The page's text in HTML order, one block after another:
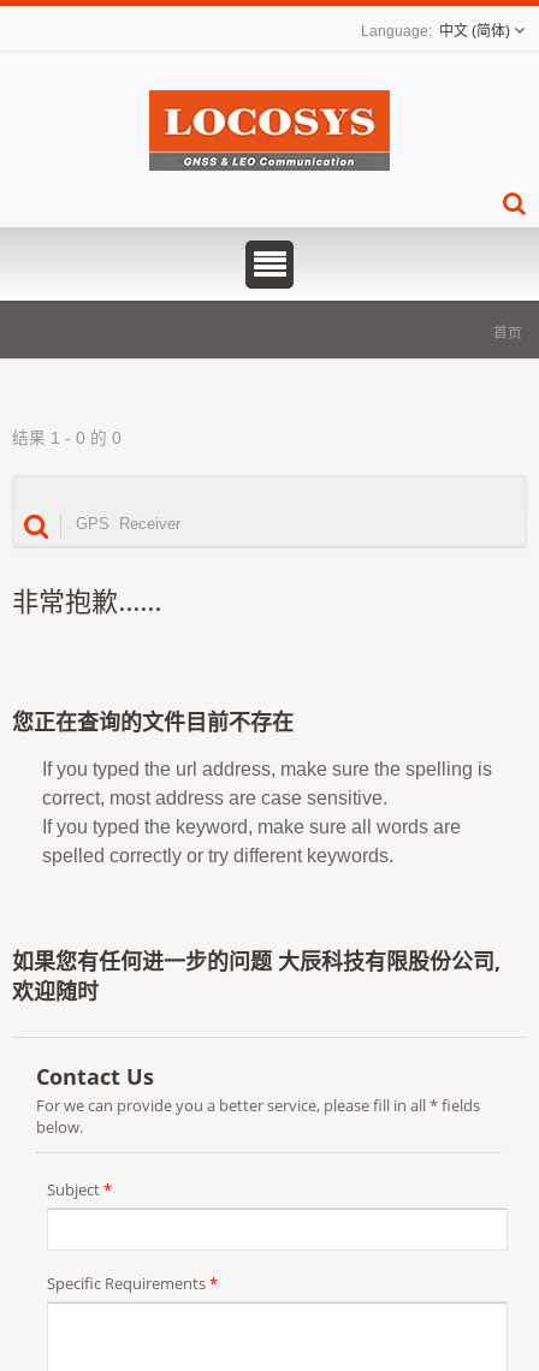
中文 (简体)
首页
结果 1 - 0 的 0
非常抱歉......
您正在查询的文件目前不存在
If you typed the url address, make sure the spelling is
correct, most address are case sensitive.
If you typed the keyword, make sure all words are
spelled correctly or try different keywords.
如果您有任何进一步的问题 大辰科技有限股份公司,
欢迎随时